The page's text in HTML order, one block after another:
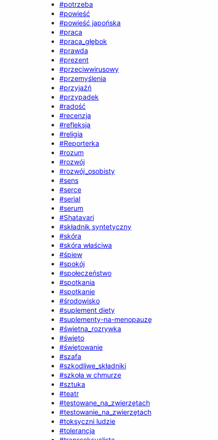
#potrzeba
#powieść
#powieść japońska
#praca
#praca_głębok
#prawda
#prezent
#przeciwwirusowy
#przemyślenia
#przyjaźń
#przypadek
#radość
#recenzja
#refleksja
#religia
#Reporterka
#rozum
#rozwój
#rozwój_osobisty
#sens
#serce
#serial
#serum
#Shatavari
#składnik syntetyczny
#skóra
#skóra właściwa
#śpiew
#spokój
#społeczeństwo
#spotkania
#spotkanie
#środowisko
#suplement diety
#suplementy-na-menopauzę
#świetna_rozrywka
#święto
#świętowanie
#szafa
#szkodliwe_składniki
#szkoła w chmurze
#sztuka
#teatr
#testowane_na_zwierzętach
#testowanie_na_zwierzętach
#toksyczni ludzie
#tolerancja